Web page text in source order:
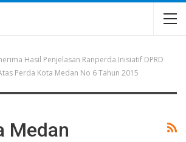
Hasil Penjelasan Ranperda Inisiatif DPRD
Perda Kota Medan No 6 Tahun 2015
Medan